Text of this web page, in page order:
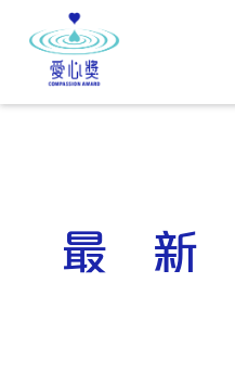
最